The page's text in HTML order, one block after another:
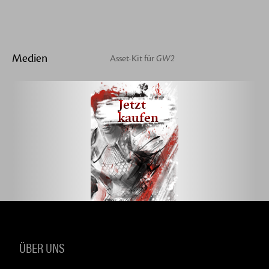
Medien Asset-Kit fürGW2
Jetzt
kaufen
ÜBER UNS